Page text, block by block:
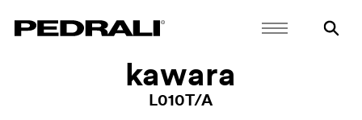
kawara
L010T/A